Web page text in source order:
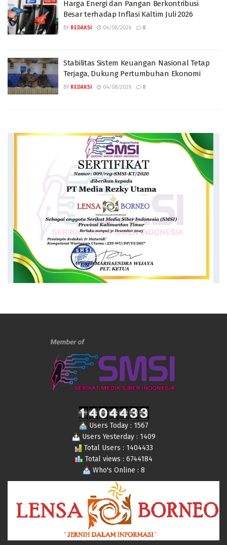
Harga Energi dan Pangan Berkontribusi
Besar terhadap Inflasi Kaltim Juli 2026
BY REDAKSI 04/08/2026 0
Stabilitas Sistem Keuangan Nasional Tetap
Terjaga, Dukung Pertumbuhan Ekonomi
BY REDAKSI 04/08/2026 0
Users Today : 1567
Users Yesterday : 1409
Total Users : 1404433
Total views : 6744184
Who's Online : 8